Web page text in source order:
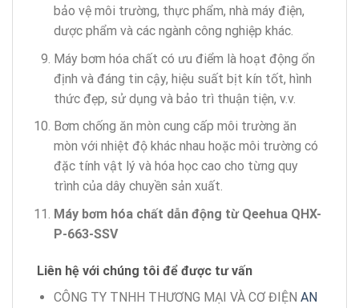
bảo vệ môi trường, thực phẩm, nhà máy điện,
dược phẩm và các ngành công nghiệp khác.
Máy bơm hóa chất có ưu điểm là hoạt động ổn
định và đáng tin cậy, hiệu suất bịt kín tốt, hình
thức đẹp, sử dụng và bảo trì thuận tiện, v.v.
Bơm chống ăn mòn cung cấp môi trường ăn
mòn với nhiệt độ khác nhau hoặc môi trường có
đặc tính vật lý và hóa học cao cho từng quy
trình của dây chuyền sản xuất.
Máy bơm hóa chất dẫn động từ Qeehua QHX-
P-663-SSV
Liên hệ với chúng tôi để được tư vấn
CÔNG TY TNHH THƯƠNG MẠI VÀ CƠ ĐIỆN AN